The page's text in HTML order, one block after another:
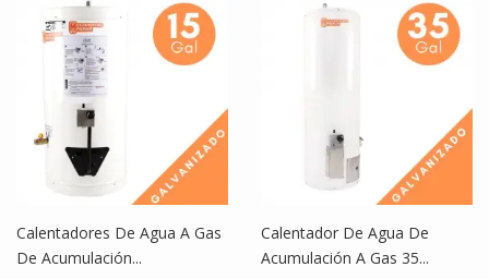
Calentadores De Agua A Gas
De Acumulación...
Calentador De Agua De
Acumulación A Gas 35...